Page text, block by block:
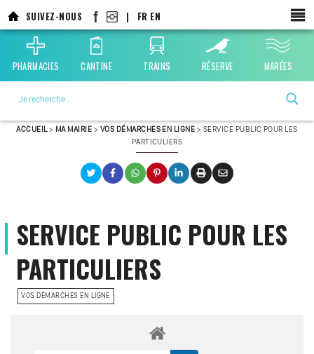
SUIVEZ-NOUS | FR EN
PHARMACIES CANTINE TRAINS RÉSERVE MARÉES
ACCUEIL> MA MAIRIE > VOS DÉMARCHES EN LIGNE > SERVICE PUBLIC POUR LES
PARTICULIERS
SERVICE PUBLIC POUR LES
PARTICULIERS
VOS DÉMARCHES EN LIGNE